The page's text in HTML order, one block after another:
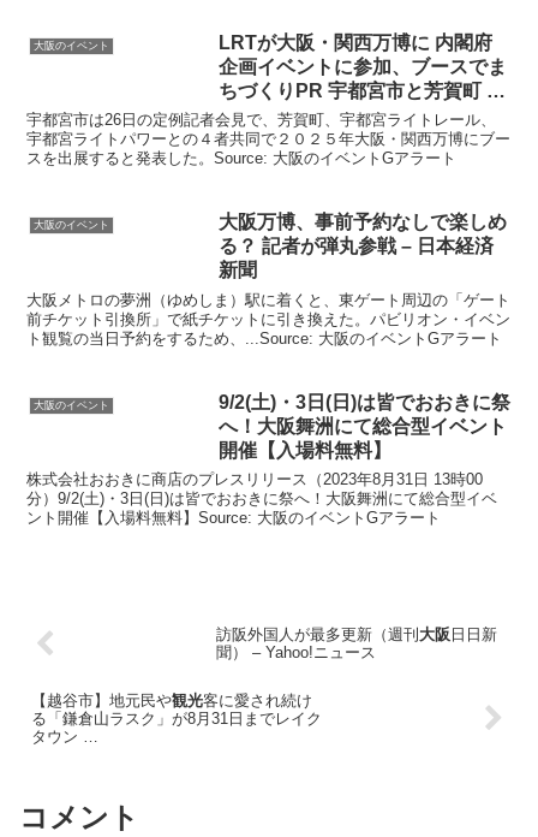
大阪のイベント LRTが大阪 ・関西万博に 内閣府
企画イベント に参加、ブースでま
ちづくりPR 宇都宮市と芳賀町 …
宇都宮市は26日の定例記者会見で、芳賀町、宇都宮ライトレール、
宇都宮ライトパワーとの４者共同で２０２５年大阪・関西万博にブー
スを出展すると発表した。Source: 大阪のイベントGアラート
大阪のイベント 大阪万博、事前予約なしで楽しめ
る？ 記者が弾丸参戦 – 日本経済
新聞
大阪メトロの夢洲（ゆめしま）駅に着くと、東ゲート周辺の「ゲート
前チケット引換所」で紙チケットに引き換えた。パビリオン・イベン
ト観覧の当日予約をするため、...Source: 大阪のイベントGアラート
大阪のイベント
9/2(土)・3日(日)は皆でおおきに祭
へ！ 大阪舞洲にて総合型イベント
開催【入場料無料】
株式会社おおきに商店のプレスリリース（2023年8月31日 13時00
分）9/2(土)・3日(日)は皆でおおきに祭へ！大阪舞洲にて総合型イベ
ント開催【入場料無料】Source: 大阪のイベントGアラート
訪阪外国人が最多更新（週刊 大阪 日日新
聞） – Yahoo!ニュース
【越谷市】地元民や観光客に愛され続け
る「鎌倉山ラスク」が8月31日までレイク
タウン …
コメント